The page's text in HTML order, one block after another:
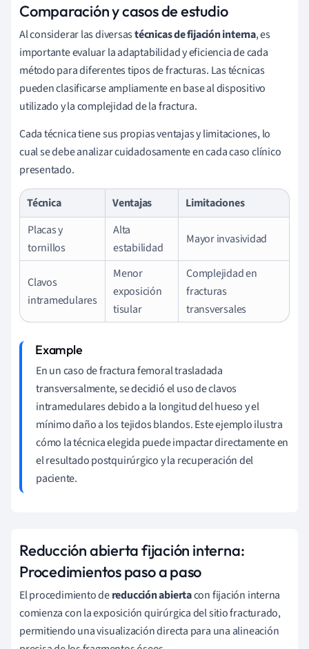
Comparación y casos de estudio
Al considerar las diversastécnicas de fijación interna, es
importante evaluar la adaptabilidad y eficiencia de cada
método para diferentes tipos de fracturas. Las técnicas
pueden clasificarse ampliamente en base al dispositivo
utilizado y la complejidad de la fractura.
Cada técnica tiene sus propias ventajas y limitaciones, lo
cual se debe analizar cuidadosamente en cada caso clínico
presentado.
Técnica Ventajas
Limitaciones
Placas y
tornillos
Alta
estabilidad
Mayor invasividad
Clavos
intramedulares
Menor
exposición
tisular
Complejidad en
fracturas
transversales
En un caso de fractura femoral trasladada
transversalmente, se decidió el uso de clavos
intramedulares debido a la longitud del hueso y el
mínimo daño a los tejidos blandos. Este ejemplo ilustra
cómo la técnica elegida puede impactar directamente en
el resultado postquirúrgico y la recuperación del
paciente.
Reducción abierta fijación interna:
Procedimientos paso a paso
El procedimiento dereducción abiertacon fijación interna
comienza con la exposición quirúrgica del sitio fracturado,
permitiendo una visualización directa para una alineación